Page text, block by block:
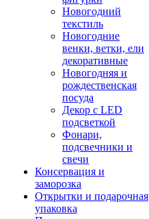
Новогодний
текстиль
Новогодние
венки, ветки, ели
декоративные
Новогодняя и
рождественская
посуда
Декор с LED
подсветкой
Фонари,
подсвечники и
свечи
Консервация и
заморозка
Открытки и подарочная
упаковка